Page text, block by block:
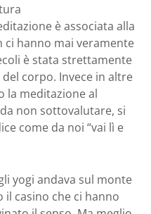
è associata alla
ci hanno mai veramente
è stata strettamente
corpo. Invece in altre
la meditazione al
non sottovalutare, si
come da noi “vai lì e
yogi andava sul monte
casino che ci hanno